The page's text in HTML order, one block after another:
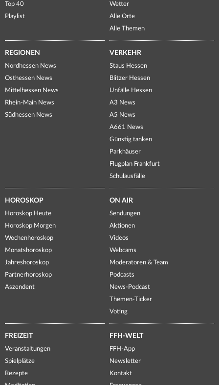
Top 40
Playlist
Wetter
Alle Orte
Alle Themen
REGIONEN
Nordhessen News
Osthessen News
Mittelhessen News
Rhein-Main News
Südhessen News
VERKEHR
Staus Hessen
Blitzer Hessen
Unfälle Hessen
A3 News
A5 News
A661 News
Günstig tanken
Parkhäuser
Flugplan Frankfurt
Schulausfälle
HOROSKOP
Horoskop Heute
Horoskop Morgen
Wochenhoroskop
Monatshoroskop
Jahreshoroskop
Partnerhoroskop
Aszendent
ON AIR
Sendungen
Aktionen
Videos
Webcams
Moderatoren & Team
Podcasts
News-Podcast
Themen-Ticker
Voting
FREIZEIT
Veranstaltungen
Spielplätze
Rezepte
FFH-WELT
FFH-App
Newsletter
Kontakt